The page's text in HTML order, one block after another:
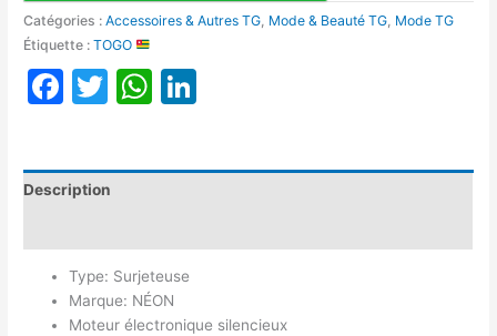
Catégories :Accessoires & Autres TG Mode & Beauté TG Mode TG
Étiquette :TOGO
Facebook
TwitterWhatsApp
Description
Type: Surjeteuse
Marque: NÉON
Moteur électronique silencieux